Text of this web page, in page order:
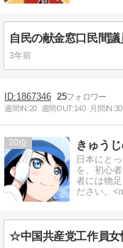
3年前
1867346 25
週間IN:20 週間OUT:140 月間IN:30
20 きゅう
日本にと
を、初心
者には物
ださい。